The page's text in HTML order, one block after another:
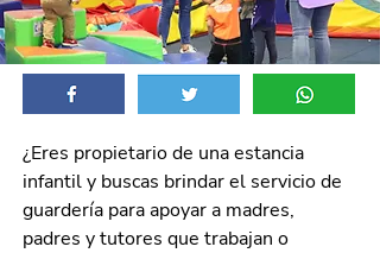
¿Eres propietario de una estancia
infantil y buscas brindar el servicio de
guardería para apoyar a madres,
padres y tutores que trabajan o